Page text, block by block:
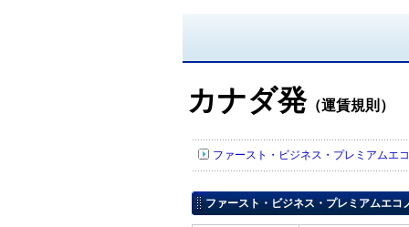
カナダ発（運賃規則）
ファースト・ビジネス・プレミアムエ
ファースト・ビジネス・プレミアムエ